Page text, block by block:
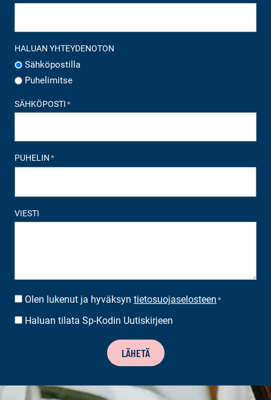
HALUAN YHTEYDENOTON
Sähköpostilla
Puhelimitse
SÄHKÖPOSTI *
PUHELIN *
VIESTI
SUOSTUMUS*
Olen lukenut ja hyväksyn tietosuojaselosteen *
UUTISKIRJEEN
Haluan tilata Sp-Kodin Uutiskirjeen
LÄHETÄ